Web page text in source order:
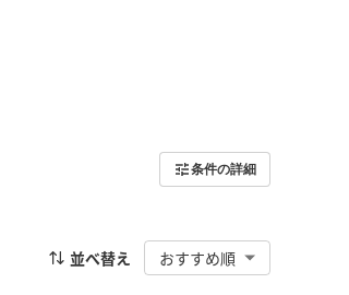
条件の詳細
並べ替え おすすめ順